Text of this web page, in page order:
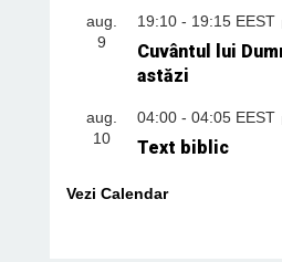
aug.
9
19:10- 19:15 EEST
Cuvântul lui
astăzi
aug.
10
04:00- 04:05 EEST
Text biblic
Vezi Calendar